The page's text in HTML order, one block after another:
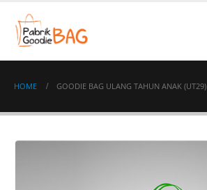
HOME GOODIE BAG ULANG TAHUN ANAK (UT29)